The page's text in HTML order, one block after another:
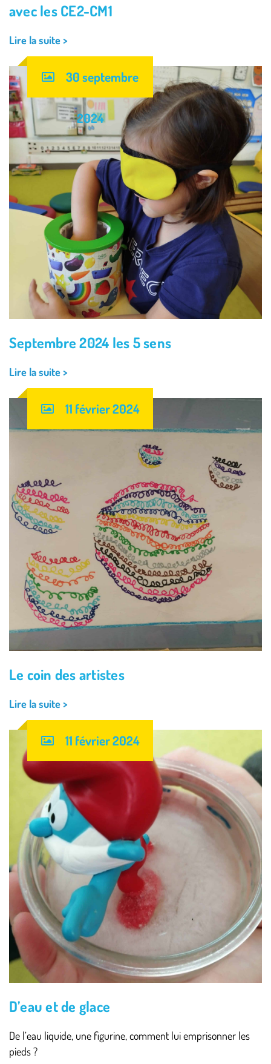
avec les CE2-CM1
Lire la suite >
30 septembre
2024
Septembre 2024 les 5 sens
Lire la suite >
11 février 2024
Le coin des artistes
Lire la suite >
11 février 2024
D’eau et de glace
De l’eau liquide, une figurine, comment lui emprisonner les
pieds ?